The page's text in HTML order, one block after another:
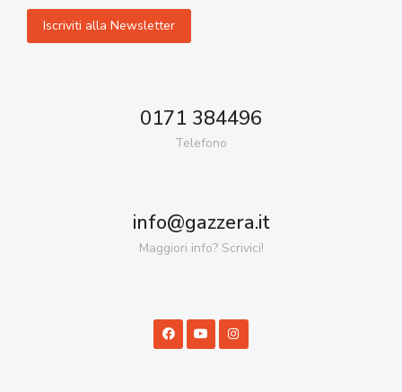
0171 384496
Telefono
info@gazzera.it
Maggiori info? Scrivici!